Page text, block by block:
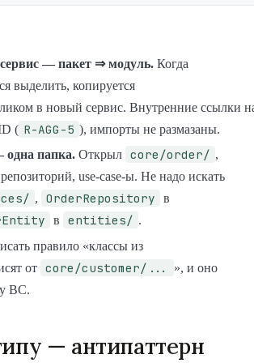
— пакет ⇒ модуль. Когда
выделить, копируется
в новый сервис. Внутренние ссылки
( R-AGG-5 ), импорты не размазаны.
одна папка. Открыл core/order/ ,
use-case-ы. Не надо искать
, OrderRepository в
в entities/ .
правило «классы из
от core/customer/...
», и оно
BC.
— антипаттерн